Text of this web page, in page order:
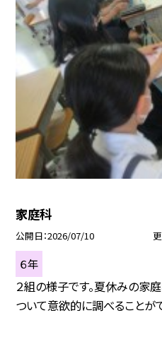
家庭科
公開日 2026/07/10
６年
２組の様子です。夏休みの家
ついて意欲的に調べることが